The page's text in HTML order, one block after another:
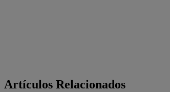
Artículos Relacionados